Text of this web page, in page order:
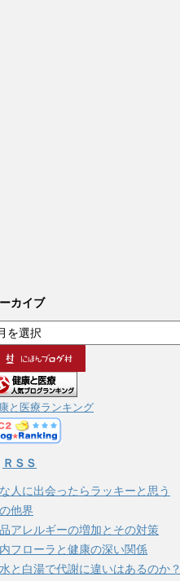
カイブ
と医療ランキング
ＲＳＳ
人に出会ったらラッキーと思う
他界
アレルギーの増加とその対策
フローラと健康の深い関係
と白湯で代謝に違いはあるのか？